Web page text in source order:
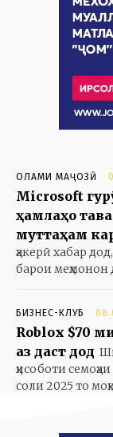
ОЛАМИ МАҶОЗӢ
Microsoft
ҳамлаҳо
муттаҳам
ҳакерӣ хабар
барои меҳмонон
БИЗНЕС-КЛУБ
Roblox $70
аз даст дод
ҳисоботи
соли 2025 то